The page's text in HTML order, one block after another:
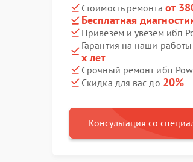
Стоимость ремонта от
Бесплатная
Привезем и увезем ибп
Гарантия на наши
х лет
Срочный ремонт ибп
Скидка для вас до 20%
Консультация со